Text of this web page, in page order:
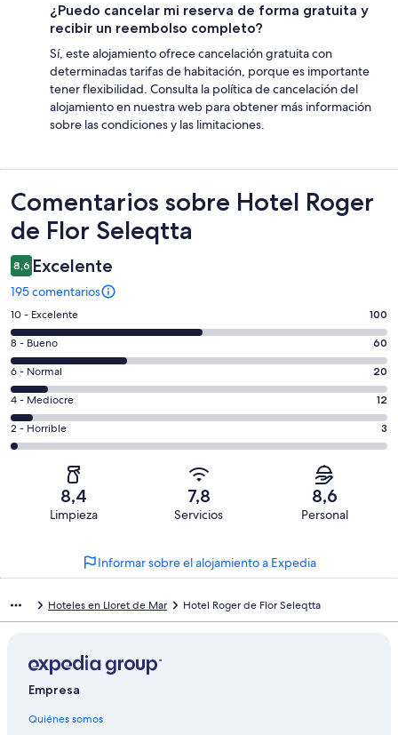
¿Puedo cancelar mi reserva de forma gratuita y
recibir un reembolso completo?
Sí, este alojamiento ofrece cancelación gratuita con
determinadas tarifas de habitación, porque es importante
tener flexibilidad. Consulta la política de cancelación del
alojamiento en nuestra web para obtener más información
sobre las condiciones y las limitaciones.
Comentarios
Comentarios sobre Hotel Roger
de Flor Seleqtta
8,6 Excelente
195 comentarios
100
comentarios
de
un
total
de
195
con
puntuación
10 - Excelente 100
60
comentarios
de
un
total
de
puntuación
8 - Bueno 60
20
comentarios
de
un
total
6
Normal
6 - Normal 20
12
comentarios
de
4
-
4 - Mediocre 12
3
comentarios
una
puntuación
Horrible
2 - Horrible 3
8,4
Limpieza
7,8
Servicios
8,6
Personal
Informar sobre el alojamiento a Expedia
Hoteles en Lloret de Mar Hotel Roger de Flor Seleqtta
Empresa
Quiénes somos